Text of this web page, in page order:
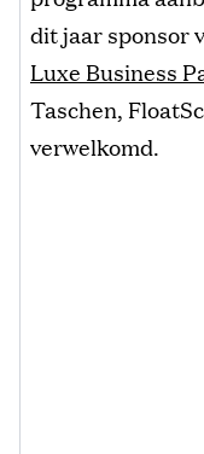
dit jaar sponsor
Luxe Business
Taschen,
verwelkomd.